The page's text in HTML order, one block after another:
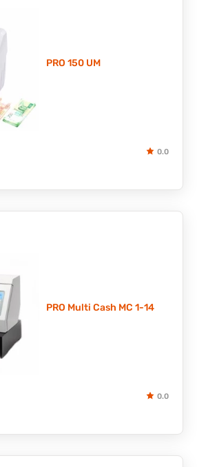
PRO 150 UM
0.0
PRO Multi Cash MC 1-14
0.0